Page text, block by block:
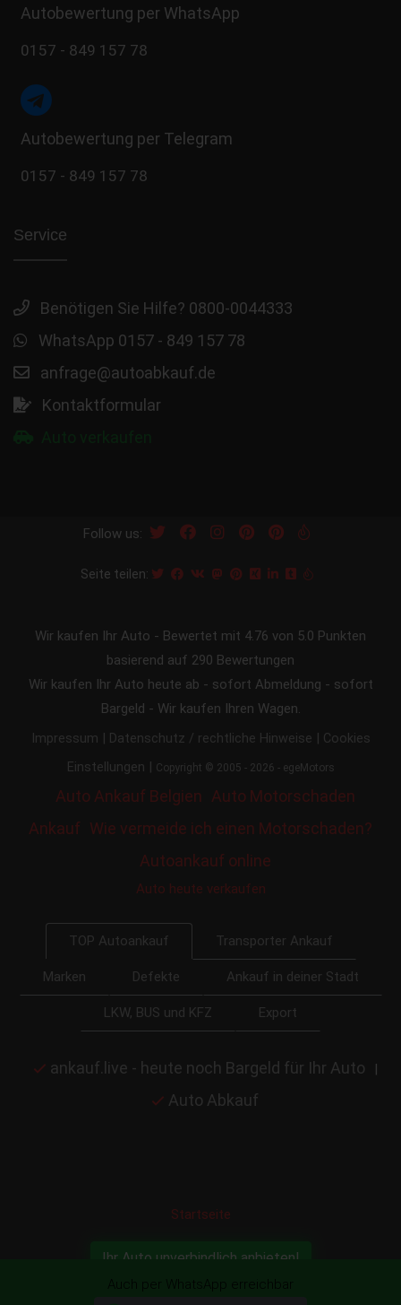
Autobewertung per WhatsApp
0157 - 849 157 78
Autobewertung per Telegram
0157 - 849 157 78
Service
Benötigen Sie Hilfe? 0800-0044333
WhatsApp 0157 - 849 157 78
anfrage@autoabkauf.de
Kontaktformular
Follow us:
Seite teilen:
Wir kaufen Ihr Auto - Bewertet mit 4.76 von 5.0 Punkten
basierend auf 290 Bewertungen
Wir kaufen Ihr Auto heute ab - sofort Abmeldung - sofort
Bargeld - Wir kaufen Ihren Wagen.
Impressum | Datenschutz / rechtliche Hinweise | Cookies
Einstellungen | Copyright © 2005 - 2026 - egeMotors
Auto Ankauf Belgien
Auto Motorschaden
Ankauf Wie vermeide ich einen Motorschaden?
Autoankauf online
Auto heute verkaufen
TOP Autoankauf Transporter Ankauf
Marken Defekte Ankauf in deiner Stadt
LKW, BUS und KFZ Export
ankauf.live - heute noch Bargeld für Ihr Auto |
Auto Abkauf
Startseite
Ihr Auto unverbindlich anbieten!
Auch per WhatsApp erreichbar